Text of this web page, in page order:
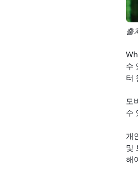
출
수
터
모
수
개
및
해